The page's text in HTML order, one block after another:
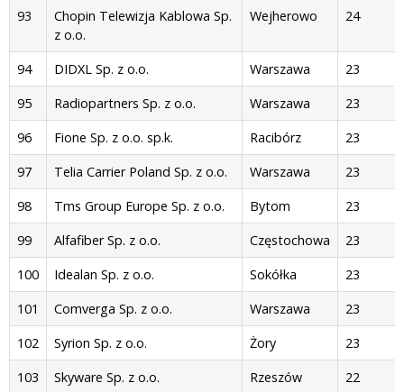
93
Chopin Telewizja Kablowa Sp.
z o.o.
Wejherowo 24
94 DIDXL Sp. z o.o. Warszawa
23
95
Radiopartners Sp. z o.o. Warszawa
23
96
Fione Sp. z o.o. sp.k. Racibórz
23
97
Telia Carrier Poland Sp. z o.o. Warszawa
23
98
Tms Group Europe Sp. z o.o. Bytom
23
99
Alfafiber Sp. z o.o. Częstochowa
23
100
Idealan Sp. z o.o. Sokółka
23
101
Comverga Sp. z o.o. Warszawa
23
102
Syrion Sp. z o.o. Żory
23
103
Skyware Sp. z o.o. Rzeszów
22